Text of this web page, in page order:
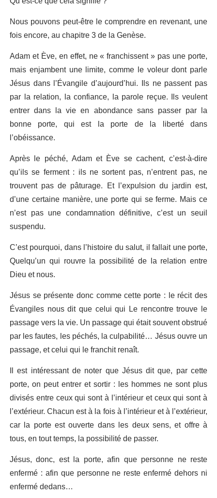
Nous pouvons peut-être le comprendre en revenant, une
fois encore, au chapitre 3 de la Genèse.
Adam et Ève, en effet, ne « franchissent » pas une porte,
mais enjambent une limite, comme le voleur dont parle
Jésus dans l’Évangile d’aujourd’hui. Ils ne passent pas
par la relation, la confiance, la parole reçue. Ils veulent
entrer dans la vie en abondance sans passer par la
bonne porte, qui est la porte de la liberté dans
l’obéissance.
Après le péché, Adam et Ève se cachent, c’est-à-dire
qu’ils se ferment : ils ne sortent pas, n’entrent pas, ne
trouvent pas de pâturage. Et l’expulsion du jardin est,
d’une certaine manière, une porte qui se ferme. Mais ce
n’est pas une condamnation définitive, c’est un seuil
suspendu.
C’est pourquoi, dans l’histoire du salut, il fallait une porte,
Quelqu’un qui rouvre la possibilité de la relation entre
Dieu et nous.
Jésus se présente donc comme cette porte : le récit des
Évangiles nous dit que celui qui Le rencontre trouve le
passage vers la vie. Un passage qui était souvent obstrué
par les fautes, les péchés, la culpabilité… Jésus ouvre un
passage, et celui qui le franchit renaît.
Il est intéressant de noter que Jésus dit que, par cette
porte, on peut entrer et sortir : les hommes ne sont plus
divisés entre ceux qui sont à l’intérieur et ceux qui sont à
l’extérieur. Chacun est à la fois à l’intérieur et à l’extérieur,
car la porte est ouverte dans les deux sens, et offre à
tous, en tout temps, la possibilité de passer.
Jésus, donc, est la porte, afin que personne ne reste
enfermé : afin que personne ne reste enfermé dehors ni
enfermé dedans…